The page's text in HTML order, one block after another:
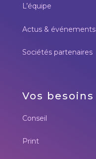
L’équipe
Actus & événements
Sociétés partenaires
Vos besoins
Conseil
Print